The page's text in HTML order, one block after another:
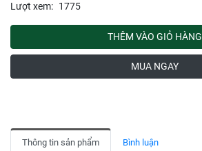
Lượt xem: 1775
THÊM VÀO GIỎ HÀNG
MUA NGAY
Thông tin sản phẩm Bình luận